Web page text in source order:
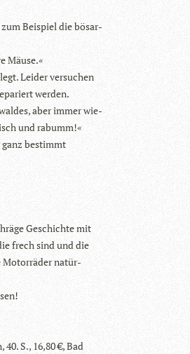
zum Bei­spiel die bös­ar­
Mäuse.«
Lei­der ver­su­chen
werden.
aber immer wie­
und rabumm!«
ganz bestimmt
Geschichte mit
frech sind und die
Motor­rä­der natür­
40. S., 16,80 €, Bad